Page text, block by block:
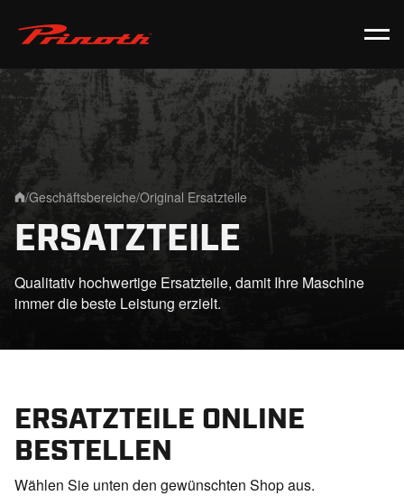
Prinoth - Corporate Website
/Geschäftsbereiche/Original Ersatzteile
ERSATZTEILE
Qualitativ hochwertige Ersatzteile, damit Ihre Maschine
immer die beste Leistung erzielt.
ERSATZTEILE ONLINE
BESTELLEN
Wählen Sie unten den gewünschten Shop aus.